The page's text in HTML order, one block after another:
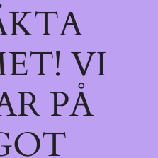
VI
PÅ